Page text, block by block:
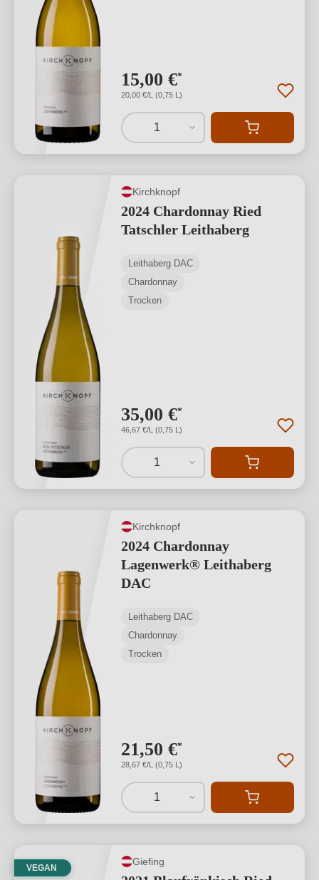
15,00 €*
20,00 €/L (0,75 L)
1
Kirchknopf
2024 Chardonnay Ried
Tatschler Leithaberg
Leithaberg DAC
Chardonnay
Trocken
35,00 €*
46,67 €/L (0,75 L)
1
Kirchknopf
2024 Chardonnay
Lagenwerk® Leithaberg
DAC
Leithaberg DAC
Chardonnay
Trocken
21,50 €*
28,67 €/L (0,75 L)
1
VEGAN
Giefing